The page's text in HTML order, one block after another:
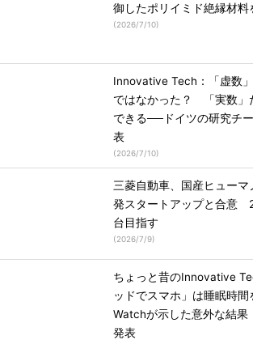
御したポリイミド絶縁材
(2026/7/10)
Innovative Tech：「虚数
ではなかった？ 「実数」
できる──ドイツの研究チ
表
(2026/7/10)
三菱自動車、国産ヒュー
発スタートアップと合意
台目指す
(2026/7/9)
ちょっと昔のInnovative
ッドでスマホ」は睡眠時
Watchが示した意外な結
発表